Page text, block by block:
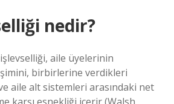
nedir?
aile üyelerinin
birbirlerine verdikleri
aile alt sistemleri arasındaki net